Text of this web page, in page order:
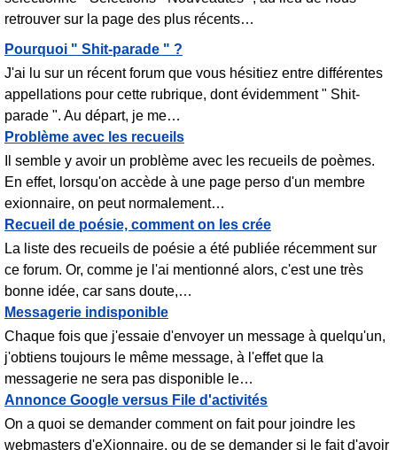
retrouver sur la page des plus récents…
Pourquoi " Shit-parade " ?
J'ai lu sur un récent forum que vous hésitiez entre différentes
appellations pour cette rubrique, dont évidemment " Shit-
parade ". Au départ, je me…
Problème avec les recueils
Il semble y avoir un problème avec les recueils de poèmes.
En effet, lorsqu'on accède à une page perso d'un membre
exionnaire, on peut normalement…
Recueil de poésie, comment on les crée
La liste des recueils de poésie a été publiée récemment sur
ce forum. Or, comme je l'ai mentionné alors, c'est une très
bonne idée, car sans doute,…
Messagerie indisponible
Chaque fois que j'essaie d'envoyer un message à quelqu'un,
j'obtiens toujours le même message, à l'effet que la
messagerie ne sera pas disponible le…
Annonce Google versus File d'activités
On a quoi se demander comment on fait pour joindre les
webmasters d'eXionnaire, ou de se demander si le fait d'avoir